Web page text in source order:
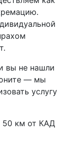
вы не нашли
— мы
услугу
50 км от КАД